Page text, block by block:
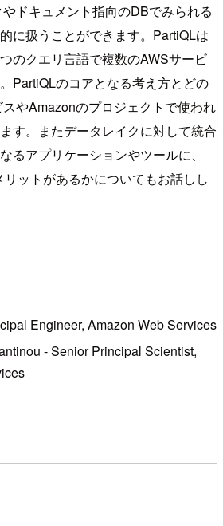
ドキュメント指向のDBでみられる
に扱うことができます。PartiQLは
のクエリ言語で複数のAWSサービ
PartiQLのコアとなる考え方とどの
やAmazonのプロジェクトで使われ
す。またデータレイクに対して統合
るアプリケーションやツールに、
ットがあるかについてもお話しし
Engineer, Amazon Web Services
- Senior Principal Scientist,